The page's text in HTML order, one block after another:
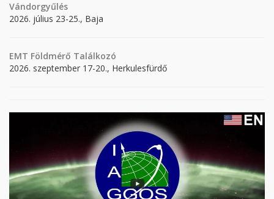
Vándorgyűlés
2026. július 23-25., Baja
EMT Földmérő Találkozó
2026. szeptember 17-20., Herkulesfürdő